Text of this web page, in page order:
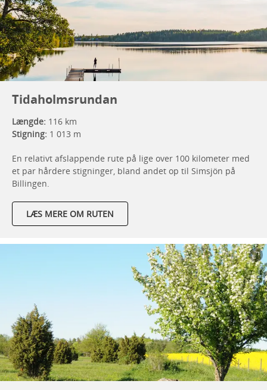
Tidaholmsrundan
Længde: 116 km
Stigning: 1 013 m
En relativt afslappende rute på lige over 100 kilometer med
et par hårdere stigninger, bland andet op til Simsjön på
Billingen.
LÆS MERE OM RUTEN